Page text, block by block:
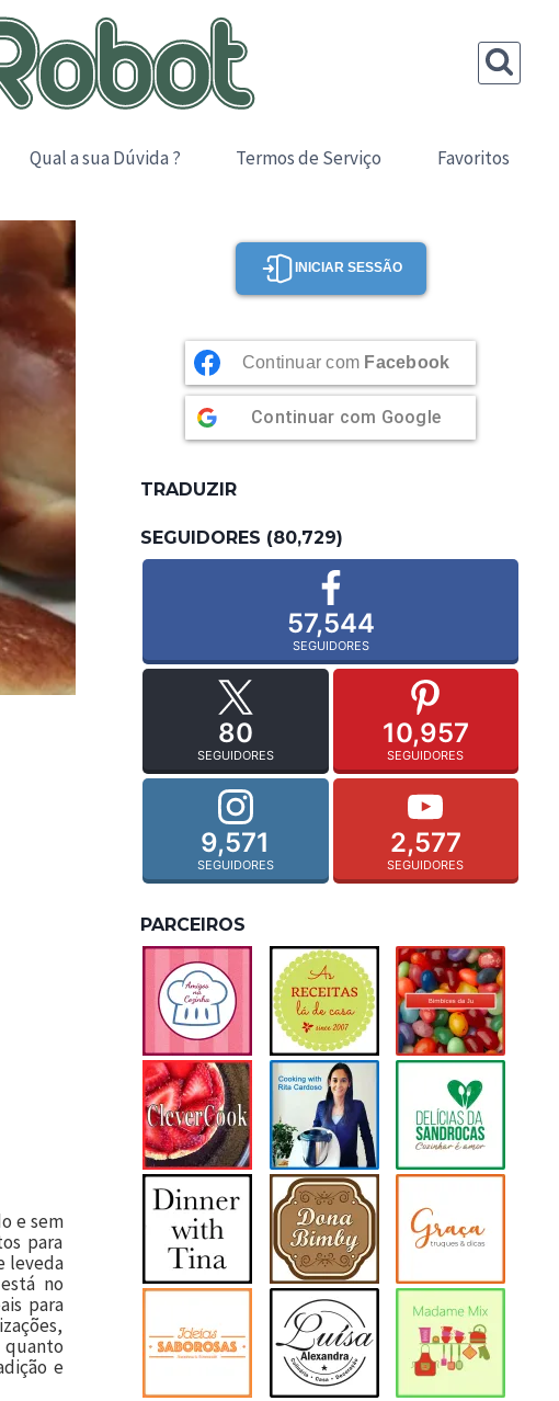
Qual a sua Dúvida ? Termos de Serviço Favoritos
e sem
para
leveda
no
para
quanto
e
INICIAR SESSÃO
Continuar com Facebook
Continuar com Google
TRADUZIR
SEGUIDORES (80,729)
57,544
SEGUIDORES
80
SEGUIDORES
10,957
SEGUIDORES
9,571
SEGUIDORES
2,577
SEGUIDORES
PARCEIROS